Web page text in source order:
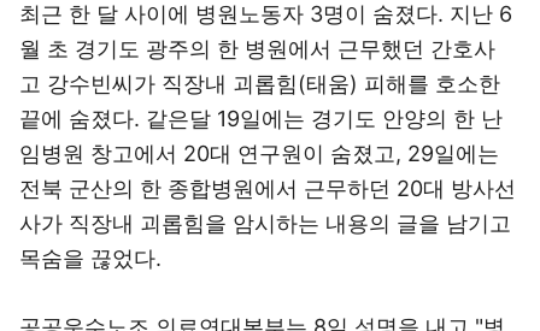
최근 한 달 사이에 병원노동자 3명이 숨졌다. 지난 6
월 초 경기도 광주의 한 병원에서 근무했던 간호사
고 강수빈씨가 직장내 괴롭힘(태움) 피해를 호소한
끝에 숨졌다. 같은달 19일에는 경기도 안양의 한 난
임병원 창고에서 20대 연구원이 숨졌고, 29일에는
전북 군산의 한 종합병원에서 근무하던 20대 방사선
사가 직장내 괴롭힘을 암시하는 내용의 글을 남기고
목숨을 끊었다.